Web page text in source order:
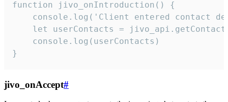
function jivo_onIntroduction() {
console.log('Client entered contact
let userContacts =
    console.log(userContacts)
}
jivo_onAccept#